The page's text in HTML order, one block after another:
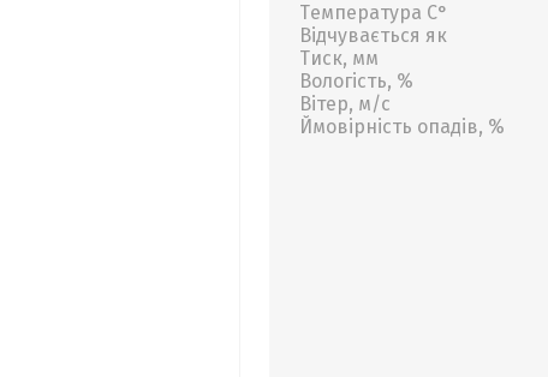
Температура С°
Відчувається як
Тиск, мм
Вологість, %
Вітер, м/с
Ймовірність опадів, %